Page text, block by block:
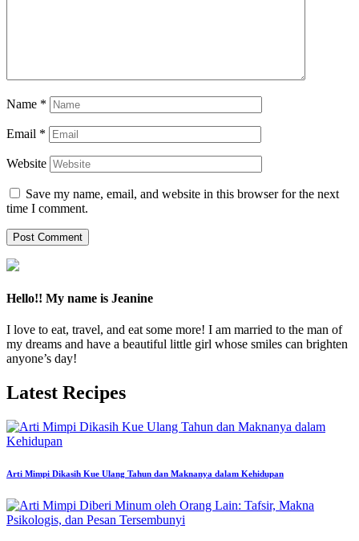
Name *
Email *
Website
Save my name, email, and website in this browser for the next
time I comment.
Hello!! My name is Jeanine
I love to eat, travel, and eat some more! I am married to the man of
my dreams and have a beautiful little girl whose smiles can brighten
anyone’s day!
Latest Recipes
Arti Mimpi Dikasih Kue Ulang Tahun dan Maknanya dalam Kehidupan